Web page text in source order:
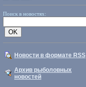
Поиск в новостях:
Новости в формате RSS
Архив рыболовных
новостей